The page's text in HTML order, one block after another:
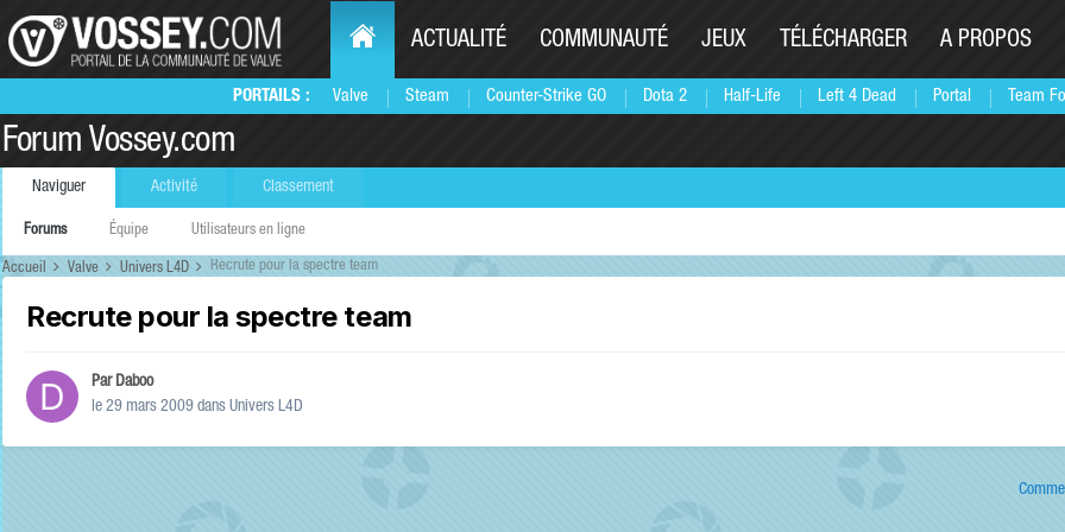
PORTAILS : Valve Steam Counter-Strike GO Dota 2 Half-Life Left 4 Dead Portal Team
ACTUALITÉ COMMUNAUTÉ JEUX TÉLÉCHARGER A PROPOS
Forum Vossey.com
Naviguer
Forums Équipe Utilisateurs en ligne
Activité Classement
Accueil Valve Univers L4D Recrute pour la spectre team
Recrute pour la spectre team
Par Daboo
le 29 mars 2009 dans Univers L4D